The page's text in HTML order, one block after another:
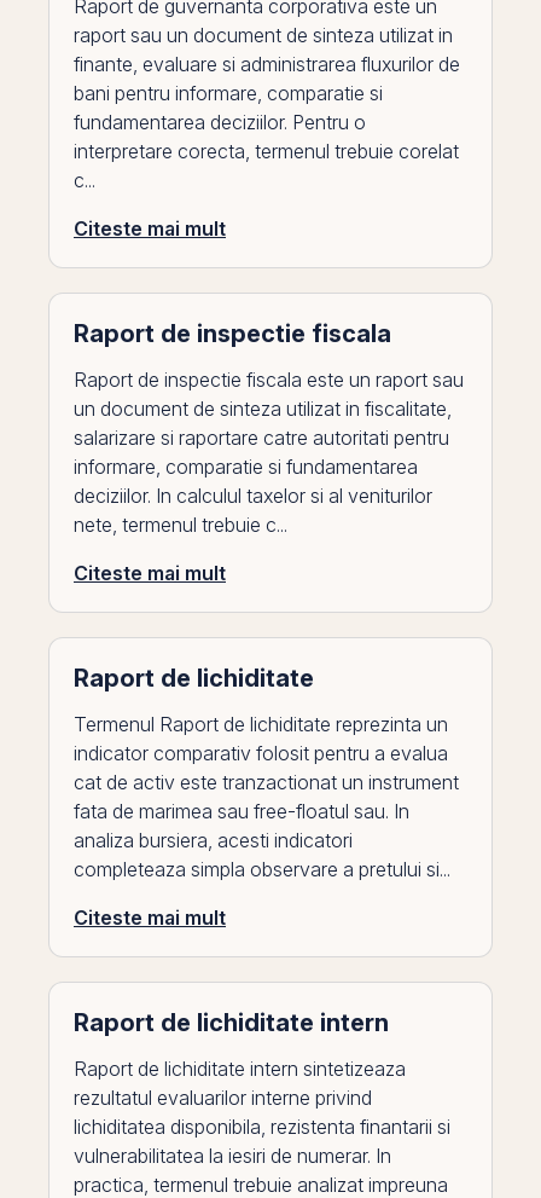
Raport de guvernanta corporativa este un
raport sau un document de sinteza utilizat in
finante, evaluare si administrarea fluxurilor de
bani pentru informare, comparatie si
fundamentarea deciziilor. Pentru o
interpretare corecta, termenul trebuie corelat
c...
Citeste mai mult
Raport de inspectie fiscala
Raport de inspectie fiscala este un raport sau
un document de sinteza utilizat in fiscalitate,
salarizare si raportare catre autoritati pentru
informare, comparatie si fundamentarea
deciziilor. In calculul taxelor si al veniturilor
nete, termenul trebuie c...
Citeste mai mult
Raport de lichiditate
Termenul Raport de lichiditate reprezinta un
indicator comparativ folosit pentru a evalua
cat de activ este tranzactionat un instrument
fata de marimea sau free-floatul sau. In
analiza bursiera, acesti indicatori
completeaza simpla observare a pretului si...
Citeste mai mult
Raport de lichiditate intern
Raport de lichiditate intern sintetizeaza
rezultatul evaluarilor interne privind
lichiditatea disponibila, rezistenta finantarii si
vulnerabilitatea la iesiri de numerar. In
practica, termenul trebuie analizat impreuna